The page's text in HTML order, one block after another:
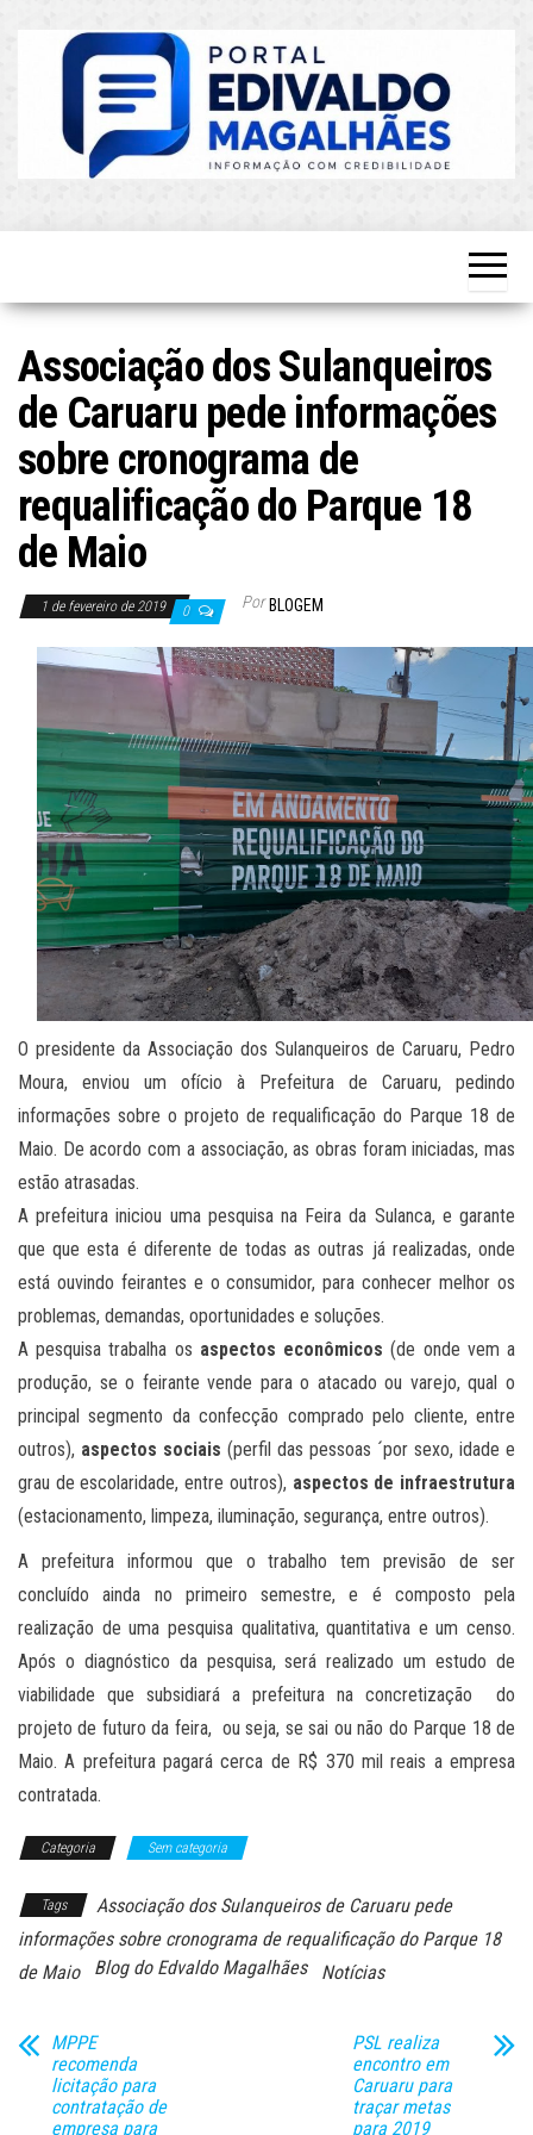
Atualizado!
Associação dos Sulanqueiros
de Caruaru pede informações
sobre cronograma de
requalificação do Parque 18
de Maio
1 de fevereiro de 2019 0 Por BLOGEM
O presidente da Associação dos Sulanqueiros de Caruaru, Pedro
Moura, enviou um ofício à Prefeitura de Caruaru, pedindo
informações sobre o projeto de requalificação do Parque 18 de
Maio. De acordo com a associação, as obras foram iniciadas, mas
estão atrasadas.
A prefeitura iniciou uma pesquisa na Feira da Sulanca, e garante
que que esta é diferente de todas as outras já realizadas, onde
está ouvindo feirantes e o consumidor, para conhecer melhor os
problemas, demandas, oportunidades e soluções.
A pesquisa trabalha os aspectos econômicos (de onde vem a
produção, se o feirante vende para o atacado ou varejo, qual o
principal segmento da confecção comprado pelo cliente, entre
outros), aspectos sociais (perfil das pessoas ´por sexo, idade e
grau de escolaridade, entre outros), aspectos de infraestrutura
(estacionamento, limpeza, iluminação, segurança, entre outros).
A prefeitura informou que o trabalho tem previsão de ser
concluído ainda no primeiro semestre, e é composto pela
realização de uma pesquisa qualitativa, quantitativa e um censo.
Após o diagnóstico da pesquisa, será realizado um estudo de
viabilidade que subsidiará a prefeitura na concretização do
projeto de futuro da feira, ou seja, se sai ou não do Parque 18 de
Maio. A prefeitura pagará cerca de R$ 370 mil reais a empresa
contratada.
Categoria Sem categoria
Tags
Associação dos Sulanqueiros de Caruaru pede
informações sobre cronograma de requalificação do Parque 18
de Maio
Blog do Edvaldo Magalhães Notícias
MPPE
recomenda
licitação para
contratação de
empresa para
PSL realiza
encontro em
Caruaru para
traçar metas
para 2019